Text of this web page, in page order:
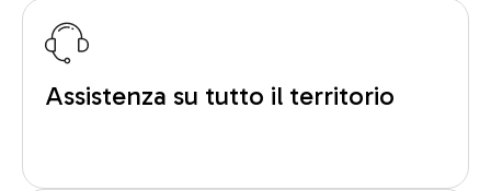
Assistenza su tutto il territorio